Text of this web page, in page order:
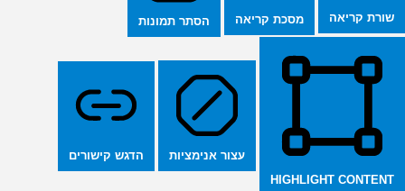
שורת קריאה מסכת קריאה הסתר תמונות
HIGHLIGHT CONTENT
עצור אנימציות הדגש קישורים